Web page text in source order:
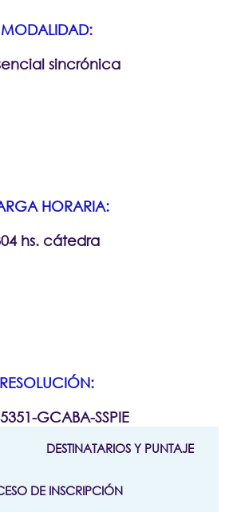
MODALIDAD:
sincrónica
HORARIA:
hs. cátedra
RESOLUCIÓN:
GCABA-SSPIE
DESTINATARIOS Y PUNTAJE
DE INSCRIPCIÓN